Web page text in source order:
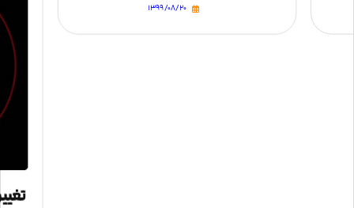
۱۳۹۹/۰۸/۲۰